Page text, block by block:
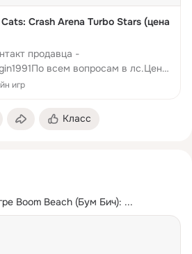
Crash Arena Turbo Stars (цена
продавца -
всем вопросам в лс.Цена
аккаунта в Cats: Crash Arena
игр
Класс
Boom Beach (Бум Бич): ...